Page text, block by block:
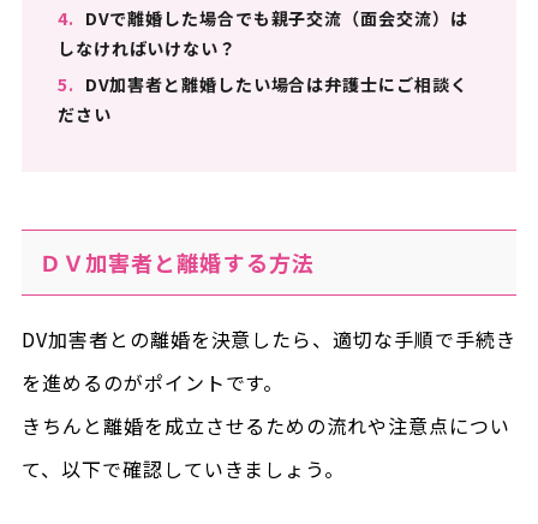
4. DVで離婚した場合でも親子交流（面会交流）は
しなければいけない？
5. DV加害者と離婚したい場合は弁護士にご相談く
ださい
ＤＶ加害者と離婚する方法
DV加害者との離婚を決意したら、適切な手順で手続き
を進めるのがポイントです。
きちんと離婚を成立させるための流れや注意点につい
て、以下で確認していきましょう。